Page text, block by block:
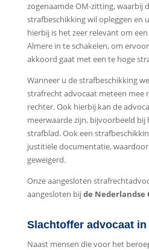
zogenaamde OM-zitting, waarbij
strafbeschikking wil opleggen en
hierbij is het zeer relevant om
Almere in te schakelen, om
akkoord gaat met een te hoge
Wanneer u de strafbeschikking
strafrecht advocaat meteen mee
rechter. Ook hierbij kan de
meerwaarde zijn, bijvoorbeeld
strafblad. Ook een
justitiële documentatie,
geweigerd.
Onze aangesloten
aangesloten bijde Nederlandse
Slachtoffer advocaat
Naast mensen die voor het